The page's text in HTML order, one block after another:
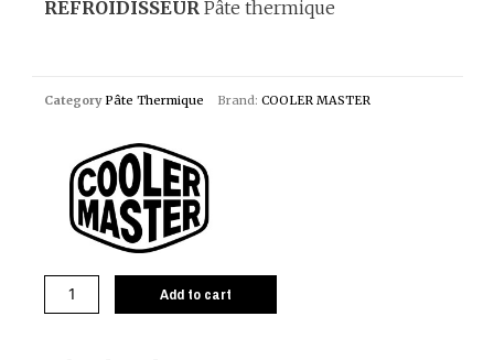
REFROIDISSEUR Pâte thermique
Category Pâte Thermique Brand: COOLER MASTER
Add to cart